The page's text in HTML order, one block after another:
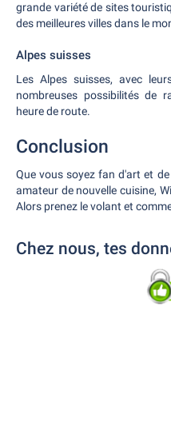
grande variété de sites
des meilleures villes dans le
Alpes suisses
Les Alpes suisses, avec
nombreuses possibilités de
heure de route.
Conclusion
Que vous soyez fan d'art et
amateur de nouvelle cuisine,
Alors prenez le volant et
Chez nous, tes